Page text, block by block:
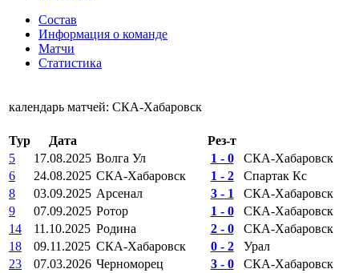
Состав
Информация о команде
Матчи
Статистика
календарь матчей: СКА-Хабаровск
Тур Дата
Рез-т
5
17.08.2025 Волга Ул 1 - 0
СКА-Хабаровск
6
24.08.2025 СКА-Хабаровск 1 - 2
Спартак Кс
8
03.09.2025 Арсенал 3 - 1
СКА-Хабаровск
9
07.09.2025 Ротор 1 - 0
СКА-Хабаровск
14
11.10.2025 Родина 2 - 0
СКА-Хабаровск
18
09.11.2025 СКА-Хабаровск 0 - 2
Урал
23
07.03.2026 Черноморец 3 - 0
СКА-Хабаровск